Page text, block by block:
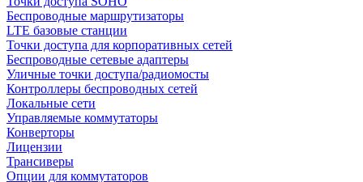
Беспроводные маршрутизаторы
LTE базовые станции
Точки доступа для корпоративных сетей
Беспроводные сетевые адаптеры
Уличные точки доступа/радиомосты
Контроллеры беспроводных сетей
Локальные сети
Управляемые коммутаторы
Конверторы
Лицензии
Трансиверы
Опции для коммутаторов